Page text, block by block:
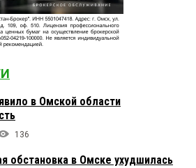
в Омской области
136
обстановка в Омске ухудшилась